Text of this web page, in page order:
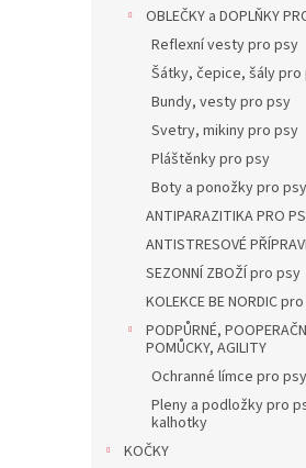
OBLEČKY a DOPLŇKY
Reflexní vesty pro psy
Šátky, čepice, šály pro
Bundy, vesty pro psy
Svetry, mikiny pro psy
Pláštěnky pro psy
Boty a ponožky pro psy
ANTIPARAZITIKA PRO
ANTISTRESOVÉ
SEZONNÍ ZBOŽÍ pro psy
KOLEKCE BE NORDIC
PODPŮRNÉ,
POMŮCKY, AGILITY
Ochranné límce pro psy
Pleny a podložky pro
kalhotky
KOČKY